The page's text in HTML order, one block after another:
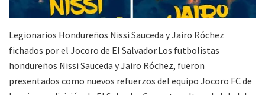
Legionarios Hondureños Nissi Sauceda y Jairo Róchez
fichados por el Jocoro de El Salvador.Los futbolistas
hondureños Nissi Sauceda y Jairo Róchez, fueron
presentados como nuevos refuerzos del equipo Jocoro FC de